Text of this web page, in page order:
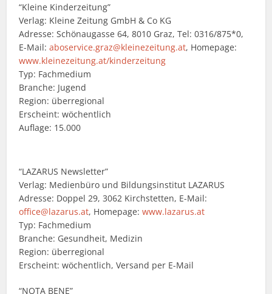
“Kleine Kinderzeitung”
Verlag: Kleine Zeitung GmbH & Co KG
Adresse: Schönaugasse 64, 8010 Graz, Tel: 0316/875*0,
E-Mail:aboservice.graz@kleinezeitung.at, Homepage:
www.kleinezeitung.at/kinderzeitung
Typ: Fachmedium
Branche: Jugend
Region: überregional
Erscheint: wöchentlich
Auflage: 15.000
“LAZARUS Newsletter”
Verlag: Medienbüro und Bildungsinstitut LAZARUS
Adresse: Doppel 29, 3062 Kirchstetten, E-Mail:
office@lazarus.at, Homepage:www.lazarus.at
Typ: Fachmedium
Branche: Gesundheit, Medizin
Region: überregional
Erscheint: wöchentlich, Versand per E-Mail
“NOTA BENE”